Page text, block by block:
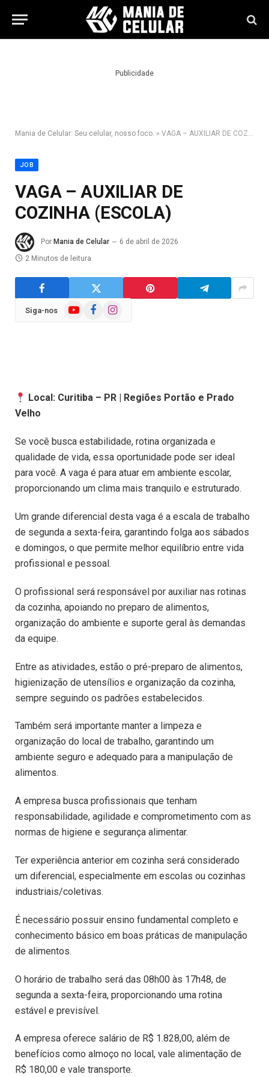
Publicidade
Mania de Celular: Seu celular, nosso foco. » VAGA – AUXILIAR DE COZINHA (ESCOLA)
JOB
VAGA – AUXILIAR DE
COZINHA (ESCOLA)
Por Mania de Celular
6 de abril de 2026
2 Minutos de leitura
Siga-nos YouTubeFacebookInstagram
Local: Curitiba – PR | Regiões Portão e Prado
Velho
Se você busca estabilidade, rotina organizada e
qualidade de vida, essa oportunidade pode ser ideal
para você. A vaga é para atuar em ambiente escolar,
proporcionando um clima mais tranquilo e estruturado.
Um grande diferencial desta vaga é a escala de trabalho
de segunda a sexta-feira, garantindo folga aos sábados
e domingos, o que permite melhor equilíbrio entre vida
profissional e pessoal.
O profissional será responsável por auxiliar nas rotinas
da cozinha, apoiando no preparo de alimentos,
organização do ambiente e suporte geral às demandas
da equipe.
Entre as atividades, estão o pré-preparo de alimentos,
higienização de utensílios e organização da cozinha,
sempre seguindo os padrões estabelecidos.
Também será importante manter a limpeza e
organização do local de trabalho, garantindo um
ambiente seguro e adequado para a manipulação de
alimentos.
A empresa busca profissionais que tenham
responsabilidade, agilidade e comprometimento com as
normas de higiene e segurança alimentar.
Ter experiência anterior em cozinha será considerado
um diferencial, especialmente em escolas ou cozinhas
industriais/coletivas.
É necessário possuir ensino fundamental completo e
conhecimento básico em boas práticas de manipulação
de alimentos.
O horário de trabalho será das 08h00 às 17h48, de
segunda a sexta-feira, proporcionando uma rotina
estável e previsível.
A empresa oferece salário de R$ 1.828,00, além de
benefícios como almoço no local, vale alimentação de
R$ 180,00 e vale transporte.